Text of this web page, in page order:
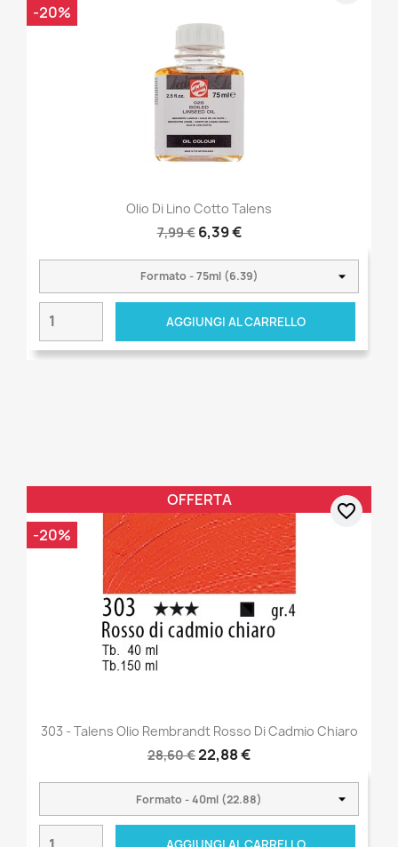
Olio Di Lino Cotto Talens
7,99 € 6,39 €
AGGIUNGI AL CARRELLO
-20%
303 - Talens Olio Rembrandt Rosso Di Cadmio Chiaro
28,60 €22,88 €
OFFERTA
-20%
favorite_border